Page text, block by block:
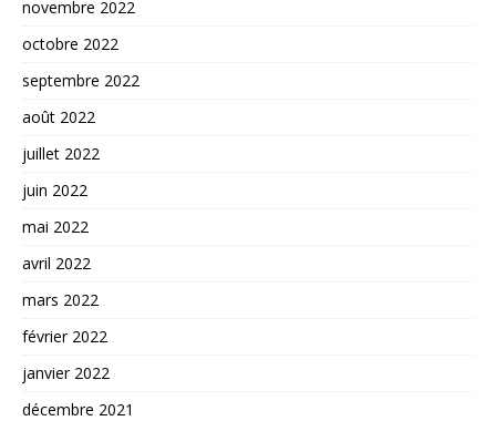
novembre 2022
octobre 2022
septembre 2022
août 2022
juillet 2022
juin 2022
mai 2022
avril 2022
mars 2022
février 2022
janvier 2022
décembre 2021